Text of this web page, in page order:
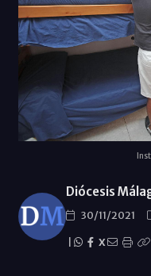
Diócesis
30/11/2021
X